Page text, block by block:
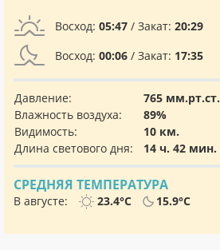
Восход: 05:47 / Закат: 20:29
Восход: 00:06 / Закат: 17:35
Давление:
765 мм.рт.ст.
Влажность воздуха:
89%
Видимость:
10 км.
Длина светового дня:
14 ч. 42 мин.
СРЕДНЯЯ ТЕМПЕРАТУРА
В августе: 23.4°C 15.9°C